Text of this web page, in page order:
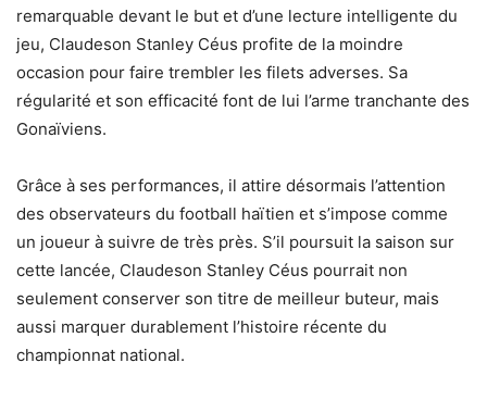
remarquable devant le but et d’une lecture intelligente du
jeu, Claudeson Stanley Céus profite de la moindre
occasion pour faire trembler les filets adverses. Sa
régularité et son efficacité font de lui l’arme tranchante des
Gonaïviens.
Grâce à ses performances, il attire désormais l’attention
des observateurs du football haïtien et s’impose comme
un joueur à suivre de très près. S’il poursuit la saison sur
cette lancée, Claudeson Stanley Céus pourrait non
seulement conserver son titre de meilleur buteur, mais
aussi marquer durablement l’histoire récente du
championnat national.